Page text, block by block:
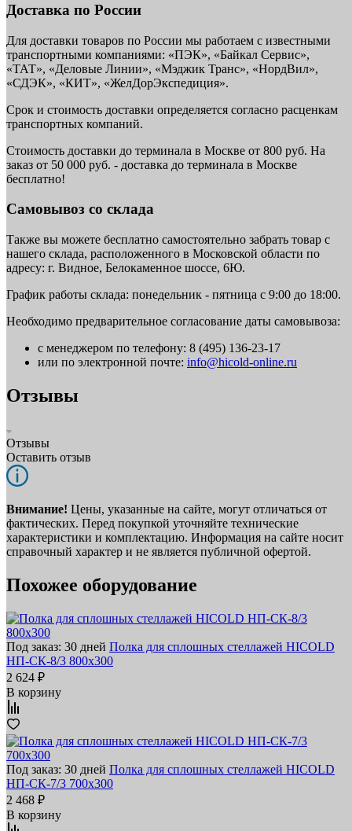
Доставка по России
Для доставки товаров по России мы работаем с известными
транспортными компаниями: «ПЭК», «Байкал Сервис»,
«ТАТ», «Деловые Линии», «Мэджик Транс», «НордВил»,
«СДЭК», «КИТ», «ЖелДорЭкспедиция».
Срок и стоимость доставки определяется согласно расценкам
транспортных компаний.
Стоимость доставки до терминала в Москве от 800 руб. На
заказ от 50 000 руб. - доставка до терминала в Москве
бесплатно!
Самовывоз со склада
Также вы можете бесплатно самостоятельно забрать товар с
нашего склада, расположенного в Московской области по
адресу: г. Видное, Белокаменное шоссе, 6Ю.
График работы склада: понедельник - пятница с 9:00 до 18:00.
Необходимо предварительное согласование даты самовывоза:
с менеджером по телефону: 8 (495) 136-23-17
или по электронной почте: info@hicold-online.ru
Отзывы
Отзывы
Оставить отзыв
Внимание! Цены, указанные на сайте, могут отличаться от
фактических. Перед покупкой уточняйте технические
характеристики и комплектацию. Информация на сайте носит
справочный характер и не является публичной офертой.
Похожее оборудование
Под заказ: 30 дней Полка для сплошных стеллажей HICOLD
НП-СК-8/3 800х300
2 624 ₽
В корзину
Под заказ: 30 дней Полка для сплошных стеллажей HICOLD
НП-СК-7/3 700х300
2 468 ₽
В корзину